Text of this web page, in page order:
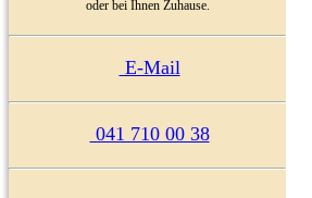
oder bei Ihnen Zuhause.
E-Mail
041 710 00 38